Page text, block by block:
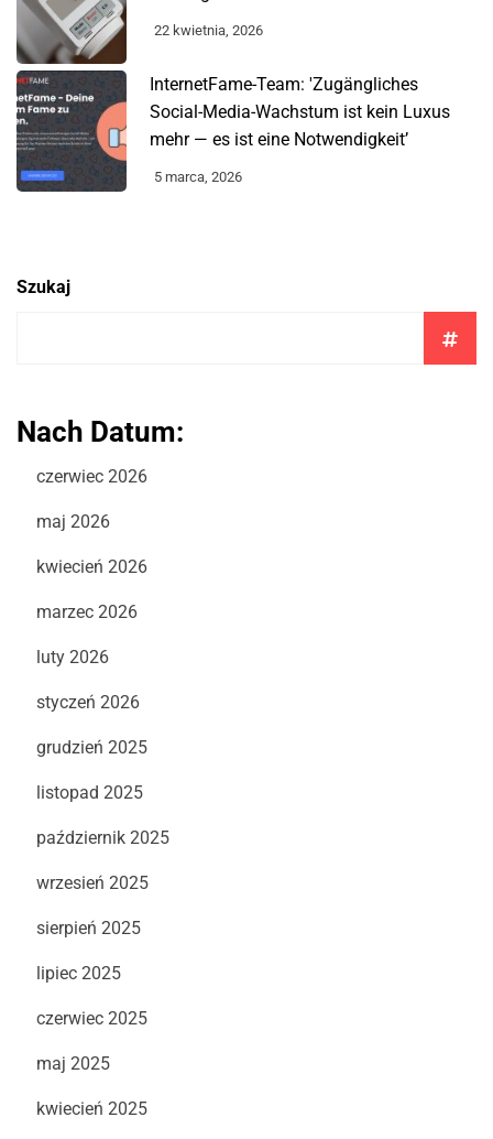
22 kwietnia, 2026
InternetFame-Team: 'Zugängliches
Social-Media-Wachstum ist kein Luxus
mehr — es ist eine Notwendigkeit’
5 marca, 2026
Szukaj
Nach Datum:
czerwiec 2026
maj 2026
kwiecień 2026
marzec 2026
luty 2026
styczeń 2026
grudzień 2025
listopad 2025
październik 2025
wrzesień 2025
sierpień 2025
lipiec 2025
czerwiec 2025
maj 2025
kwiecień 2025